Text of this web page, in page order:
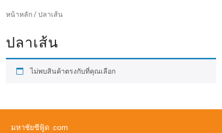
หน้าหลัก / ปลาเส้น
ปลาเส้น
ไม่พบสินค้าตรงกับที่คุณเลือก
มหาชัยซีฟู้ด .com